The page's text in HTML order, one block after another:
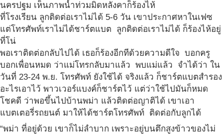
นครปฐม เห็นภาพน้ำท่วมมิดหลังคาก็ร้องไห้
ที่โรงเรียน ลูกติดต่อเราไม่ได้ 5-6 วัน เขาประกาศหาในเฟซ
แต่โทรศัพท์เราไม่ได้ชาร์ตแบต ลูกติดต่อเราไม่ได้ ก็ร้องไห้อยู่
ที่โน่
พอเราติดต่อกลับไปได้ เธอก็ร้องอีกทีด้วยความดีใจ บอกครู
บอกเพื่อนหมด ว่าแม่โทรกลับมาแล้ว พบแม่แล้ว จำได้ว่า ใน
วันที่ 23-24 พ.ย. โทรศัพท์ ยังใช้ได้ จริงแล้ว ก็ชาร์ตแบตสำรอง
อะไรเอาไว้ พาวเวอร์แบงค์ก็ชาร์ตไว้ แต่ว่าใช้ไปมันก็หมด
โชคดี ว่าพอขึ้นไปบ้านพม่า แล้วติดต่อญาติได้ เขาเอา
แบตเตอรี่รถยนต์ มาให้ได้ชาร์ตโทรศัพท์ ติดต่อกับลูกได้
“พม่า ที่อยู่ด้วย เขาก็ไม่ลำบาก เพราะอยู่บนตึกสูงข้าวของไม่